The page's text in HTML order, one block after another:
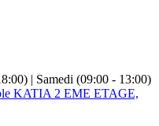
| Samedi (09:00 - 13:00)
KATIA 2 EME ETAGE,